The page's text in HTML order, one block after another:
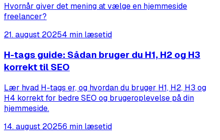
Hvornår giver det mening at vælge en hjemmeside
freelancer?
21. august 20254 min læsetid
H-tags guide: Sådan bruger du H1, H2 og H3
korrekt til SEO
Lær hvad H-tags er, og hvordan du bruger H1, H2, H3 og
H4 korrekt for bedre SEO og brugeroplevelse på din
hjemmeside.
14. august 20256 min læsetid